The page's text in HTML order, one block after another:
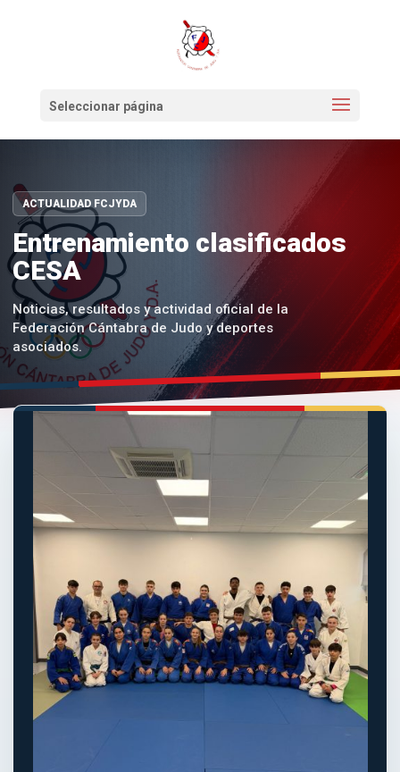
Seleccionar página
ACTUALIDAD FCJYDA
Entrenamiento clasificados
CESA
Noticias, resultados y actividad oficial de la
Federación Cántabra de Judo y deportes
asociados.